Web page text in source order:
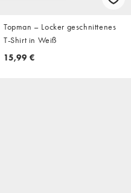
Topman – Locker geschnittenes
T-Shirt in Weiß
15,99 €